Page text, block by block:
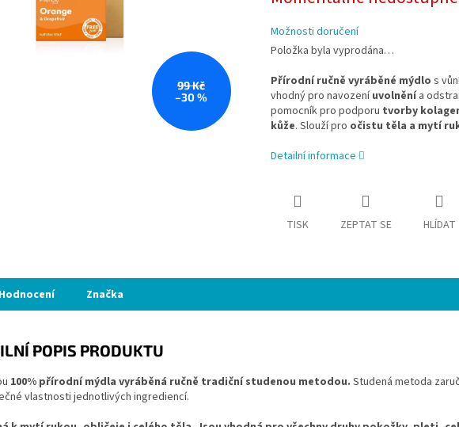
99 Kč
–30 %
Možnosti doručení
Položka byla vyprodána…
Přírodní ručně vyráběné mýdlo s
vhodný pro navozeníuvolněnía
pomocník pro podporu tvorby
kůže. Slouží pro očistu těla a mytí
Detailní informace
TISK ZEPTAT SE HLÍDAT
Hodnocení Značka
POPIS PRODUKTU
100% přírodní mýdla vyráběná ručně tradiční studenou metodou. Studená metoda
vlastnosti jednotlivých ingrediencí.